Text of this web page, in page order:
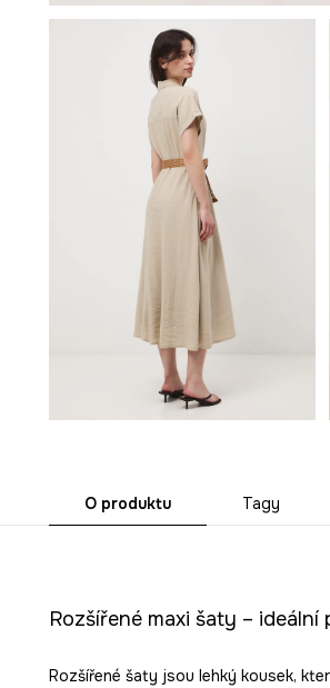
O produktu Tagy
Rozšířené maxi šaty –
Rozšířené šaty jsou lehký kousek,